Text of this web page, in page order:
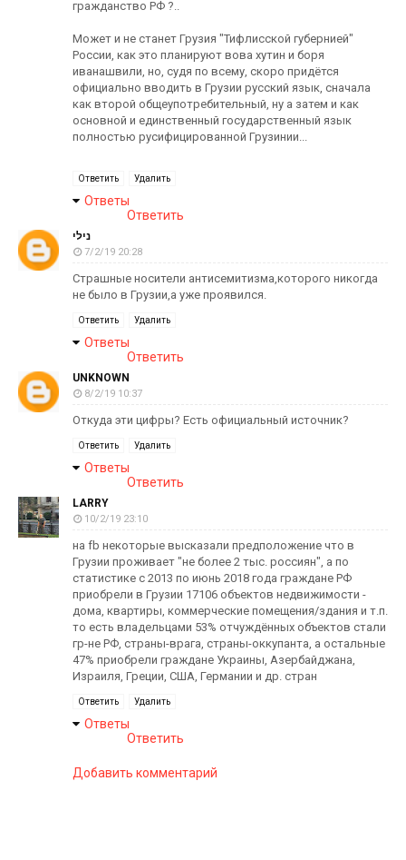
гражданство РФ ?..
Может и не станет Грузия "Тифлисской губернией"
России, как это планируют вова хутин и боря
иванашвили, но, судя по всему, скоро придётся
официально вводить в Грузии русский язык, сначала
как второй общеупотребительный, ну а затем и как
основной и единственный государственный язык
полностью русифицированной Грузинии...
Ответить Удалить
Ответы
Ответить
נילי
7/2/19 20:28
Страшные носители антисемитизма,которого никогда
не было в Грузии,а уже проявился.
Ответить Удалить
Ответы
Ответить
UNKNOWN
8/2/19 10:37
Откуда эти цифры? Есть официальный источник?
Ответить Удалить
Ответы
Ответить
LARRY
10/2/19 23:10
на fb некоторые высказали предположение что в
Грузии проживает "не более 2 тыс. россиян", а по
статистике с 2013 по июнь 2018 года граждане РФ
приобрели в Грузии 17106 объектов недвижимости -
дома, квартиры, коммерческие помещения/здания и т.п.
то есть владельцами 53% отчуждённых объектов стали
гр-не РФ, страны-врага, страны-оккупанта, а остальные
47% приобрели граждане Украины, Азербайджана,
Израиля, Греции, США, Германии и др. стран
Ответить Удалить
Ответы
Ответить
Добавить комментарий